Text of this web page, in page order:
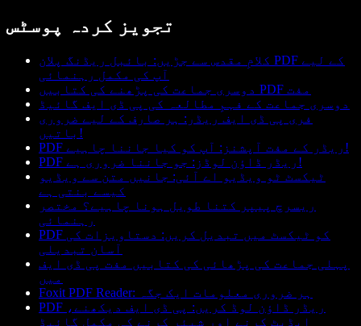
تجویز کردہ پوسٹس
کلامِ مقدس سے جڑیں: بائبل ریڈنگ پلان PDF کے لیے
آپ کی مکمل رہنمائی
دوسری جماعت کی پڑھنے کی کتابیں PDF مفت
دوسری جماعت کے فہمِ مطالعہ کی پی ڈی ایف گائیڈ
فری پی ڈی ایف ریڈر: ہر صارف کے لیے ضروری
باتیں!
PDF ریڈر کے مفت آپشنز: آپ کو کیا جاننا چاہیے!
PDF ریڈر ڈاؤن لوڈز: جو جاننا ضروری ہے!
ٹیکسٹ ٹو ویڈیو اے آئی: جانیں متن سے ویڈیو
کیسے بنتی ہے
ریسرچ پیپر کتنا طویل ہونا چاہیے؟ مختصر
رہنمائی
PDF کو ٹیکسٹ میں تبدیل کریں: دستاویزات کی
آسان تبدیلی
پہلی جماعت کی پڑھائی کی کتابیں مفت پی ڈی ایف
میں
Foxit PDF Reader: ہر ضروری معلومات ایک جگہ
PDF ریڈر ڈاؤن لوڈ کریں: پی ڈی ایف دیکھنے،
ایڈیٹ کرنے اور شیئر کرنے کی مکمل گائیڈ